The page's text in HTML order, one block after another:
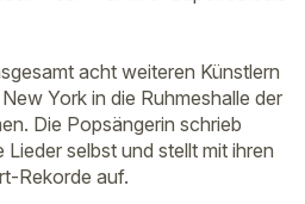
acht weiteren Künstlern
York in die Ruhmeshalle der
Die Popsängerin schrieb
selbst und stellt mit ihren
Rekorde auf.